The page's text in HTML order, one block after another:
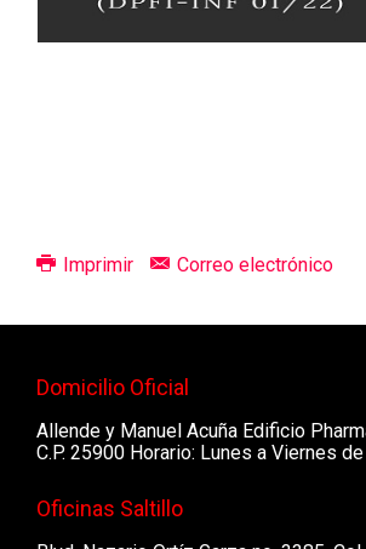
Imprimir Correo electrónico
Domicilio Oficial
Allende y Manuel Acuña Edificio
C.P. 25900 Horario: Lunes a Viernes
Oficinas Saltillo